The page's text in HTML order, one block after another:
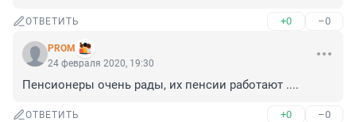
ОТВЕТИТЬ +0 –0
PROM
24 февраля 2020, 19:30
Пенсионеры очень рады, их пенсии работают ....
ОТВЕТИТЬ +0 –0